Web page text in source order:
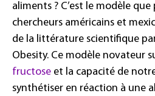
aliments ? C’est le modèle
chercheurs américains et
de la littérature scientifique
Obesity. Ce modèle novateur
fructose et la capacité de
synthétiser en réaction à une